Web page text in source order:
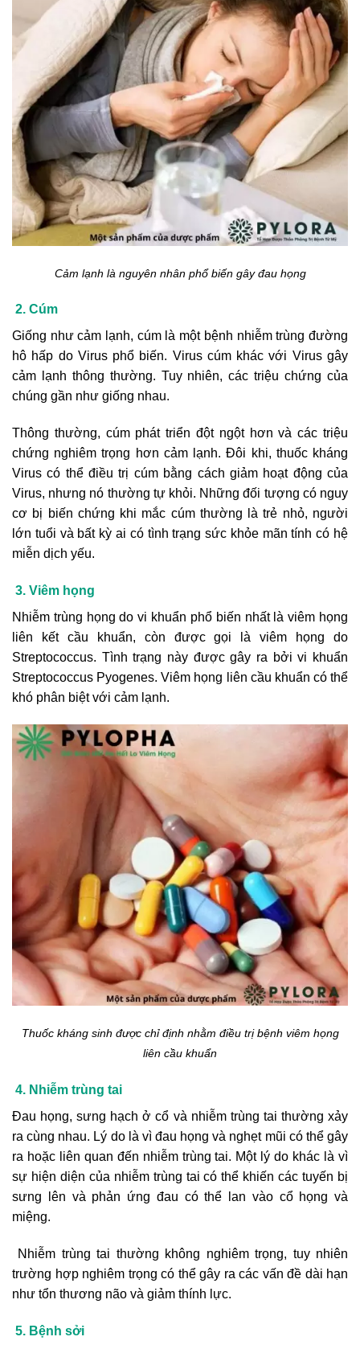
Cảm lạnh là nguyên nhân phổ biến gây đau họng
2. Cúm
Giống như cảm lạnh, cúm là một bệnh nhiễm trùng đường
hô hấp do Virus phổ biến. Virus cúm khác với Virus gây
cảm lạnh thông thường. Tuy nhiên, các triệu chứng của
chúng gần như giống nhau.
Thông thường, cúm phát triển đột ngột hơn và các triệu
chứng nghiêm trọng hơn cảm lạnh. Đôi khi, thuốc kháng
Virus có thể điều trị cúm bằng cách giảm hoạt động của
Virus, nhưng nó thường tự khỏi. Những đối tượng có nguy
cơ bị biến chứng khi mắc cúm thường là trẻ nhỏ, người
lớn tuổi và bất kỳ ai có tình trạng sức khỏe mãn tính có hệ
miễn dịch yếu.
3. Viêm họng
Nhiễm trùng họng do vi khuẩn phổ biến nhất là viêm họng
liên kết cầu khuẩn, còn được gọi là viêm họng do
Streptococcus. Tình trạng này được gây ra bởi vi khuẩn
Streptococcus Pyogenes. Viêm họng liên cầu khuẩn có thể
khó phân biệt với cảm lạnh.
Thuốc kháng sinh được chỉ định nhằm điều trị bệnh viêm họng
liên cầu khuẩn
4. Nhiễm trùng tai
Đau họng, sưng hạch ở cổ và nhiễm trùng tai thường xảy
ra cùng nhau. Lý do là vì đau họng và nghẹt mũi có thể gây
ra hoặc liên quan đến nhiễm trùng tai. Một lý do khác là vì
sự hiện diện của nhiễm trùng tai có thể khiến các tuyến bị
sưng lên và phản ứng đau có thể lan vào cổ họng và
miệng.
Nhiễm trùng tai thường không nghiêm trọng, tuy nhiên
trường hợp nghiêm trọng có thể gây ra các vấn đề dài hạn
như tổn thương não và giảm thính lực.
5. Bệnh sởi